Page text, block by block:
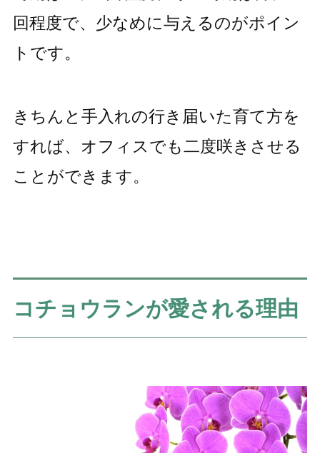
回程度で、少なめに与えるのがポイン
トです。
きちんと手入れの行き届いた育て方を
すれば、オフィスでも二度咲きさせる
ことができます。
コチョウランが愛される理由